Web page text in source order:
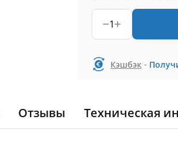
1
Кэшбэк -
Отзывы Техническая